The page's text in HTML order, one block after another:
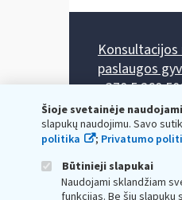
Šioje svetainėje
slapukų naudojimu. Savo
politika
; Privatumo
Būtinieji slapukai
Naudojami sklandžiam
funkcijas. Be šių
paslaugos
+370 5 260
Darbo laikas: I-
Prieššventinę
Kiekvieno mėnesio